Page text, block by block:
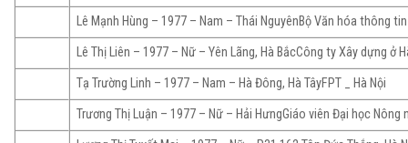
Lê Mạnh Hùng – 1977 – Nam – Thái NguyênBộ Văn hóa thông tin
Lê Thị Liên – 1977 – Nữ – Yên Lãng, Hà BắcCông ty Xây dựng ở
Tạ Trường Linh – 1977 – Nam – Hà Đông, Hà TâyFPT _ Hà Nội
Trương Thị Luận – 1977 – Nữ – Hải HưngGiáo viên Đại học Nông